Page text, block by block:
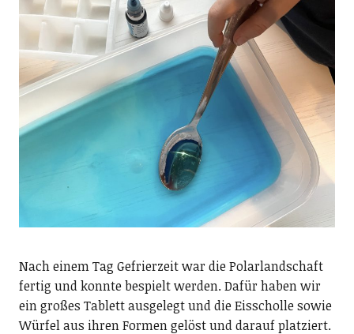
Nach einem Tag Gefrierzeit war die Polarlandschaft
fertig und konnte bespielt werden. Dafür haben wir
ein großes Tablett ausgelegt und die Eisscholle sowie
Würfel aus ihren Formen gelöst und darauf platziert.